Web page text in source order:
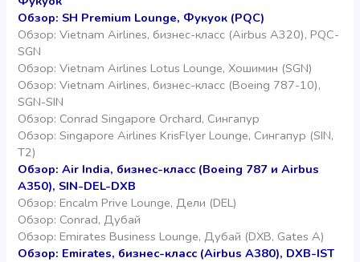
Обзор: SH Premium Lounge, Фукуок (PQC)
Обзор: Vietnam Airlines, бизнес-класс (Airbus A320), PQC-
SGN
Обзор: Vietnam Airlines Lotus Lounge, Хошимин (SGN)
Обзор: Vietnam Airlines, бизнес-класс (Boeing 787-10),
SGN-SIN
Обзор: Conrad Singapore Orchard, Сингапур
Обзор: Singapore Airlines KrisFlyer Lounge, Сингапур (SIN,
T2)
Обзор: Air India, бизнес-класс (Boeing 787 и Airbus
A350), SIN-DEL-DXB
Обзор: Encalm Prive Lounge, Дели (DEL)
Обзор: Conrad, Дубай
Обзор: Emirates Business Lounge, Дубай (DXB, Gates A)
Обзор: Emirates, бизнес-класс (Airbus A380), DXB-IST